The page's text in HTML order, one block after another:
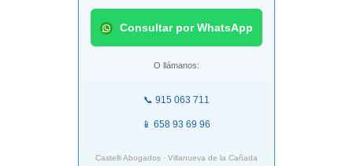
Consultar por WhatsApp
O llámanos:
📞 915 063 711
📱 658 93 69 96
Castelli Abogados · Villanueva de la Cañada